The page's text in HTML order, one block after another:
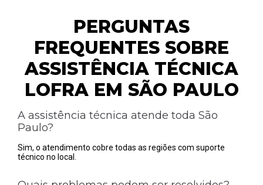
PERGUNTAS
FREQUENTES SOBRE
ASSISTÊNCIA TÉCNICA
LOFRA EM SÃO PAULO
A assistência técnica atende toda São
Paulo?
Sim, o atendimento cobre todas as regiões com suporte
técnico no local.